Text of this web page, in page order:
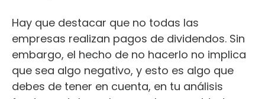
Hay que destacar que no todas las
empresas realizan pagos de dividendos. Sin
embargo, el hecho de no hacerlo no implica
que sea algo negativo, y esto es algo que
debes de tener en cuenta, en tu análisis